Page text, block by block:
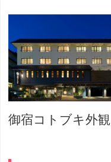
御宿コトブキ外観